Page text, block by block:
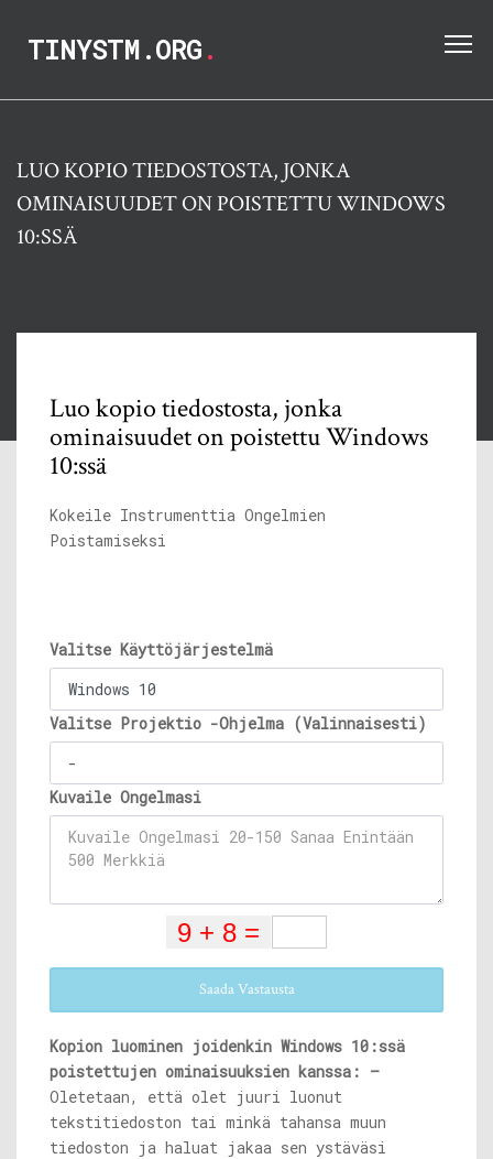
TINYSTM.ORG.
LUO KOPIO TIEDOSTOSTA, JONKA
OMINAISUUDET ON POISTETTU WINDOWS
10:SSÄ
Luo kopio tiedostosta, jonka
ominaisuudet on poistettu Windows
10:ssä
Kokeile Instrumenttia Ongelmien
Poistamiseksi
Valitse Käyttöjärjestelmä
Valitse Projektio -Ohjelma (Valinnaisesti)
Kuvaile Ongelmasi
Saada Vastausta
Kopion luominen joidenkin Windows 10:ssä
poistettujen ominaisuuksien kanssa: –
Oletetaan, että olet juuri luonut
tekstitiedoston tai minkä tahansa muun
tiedoston ja haluat jakaa sen ystäväsi